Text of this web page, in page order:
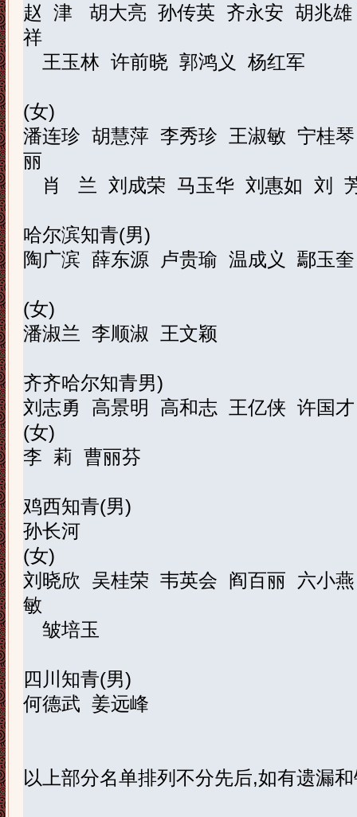
赵 津 胡大亮 孙传英 齐永安 胡兆雄
祥
王玉林 许前晓 郭鸿义 杨红军
(女)
潘连珍 胡慧萍 李秀珍 王淑敏 宁桂琴
丽
肖
兰 刘成荣 马玉华 刘惠如 刘
哈尔滨知青(男)
陶广滨 薛东源 卢贵瑜 温成义 鄢玉奎
(女)
潘淑兰
李顺淑 王文颖
齐齐哈尔知青男)
刘志勇
高景明 高和志 王亿侠 许国才
(女)
李
莉 曹丽芬
鸡西知青(男)
孙长河
(女)
刘晓欣
吴桂荣 韦英会 阎百丽
六小燕
敏
皱培玉
四川知青(男)
何德武 姜远峰
以上部分名单排列不分先后,如有遗漏